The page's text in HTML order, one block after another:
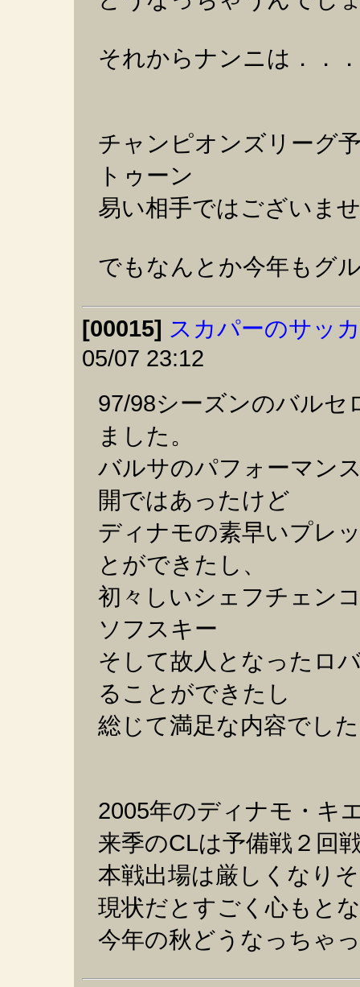
それからナンニは．．．
チャンピオンズリーグ
トゥーン
易い相手ではございま
でもなんとか今年もグ
[00015] スカパーのサッ
05/07 23:12
97/98シーズンのバルセ
ました。
バルサのパフォーマン
開ではあったけど
ディナモの素早いプレ
とができたし、
初々しいシェフチェン
ソフスキー
そして故人となったロ
ることができたし
総じて満足な内容でし
2005年のディナモ・キ
来季のCLは予備戦２回
本戦出場は厳しくなり
現状だとすごく心もと
今年の秋どうなっちゃ